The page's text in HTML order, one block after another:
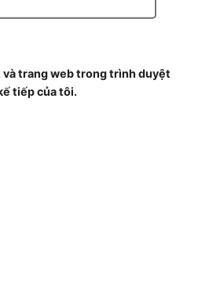
và trang web trong trình duyệt
tiếp của tôi.